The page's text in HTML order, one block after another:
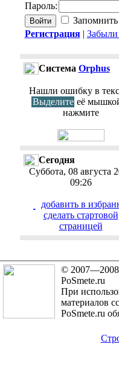
Пароль:
Запомнить
Регистрация| Забыли
Cистема Orphus
Нашли ошибку в
Выделите её
нажмите
Сегодня
Суббота, 08 августа
09:26
добавить в
cделать стартовой
страницей
© 2007—2008
PoSmete.ru
При
материалов
PoSmete.ru